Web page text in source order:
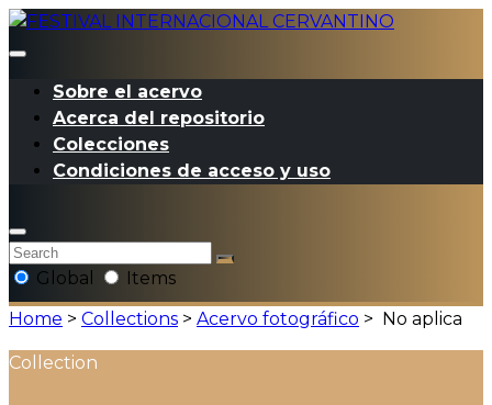
Sobre el acervo
Acerca del repositorio
Colecciones
Condiciones de acceso y uso
Global
Items
Home > Collections > Acervo fotográfico > No aplica
Collection